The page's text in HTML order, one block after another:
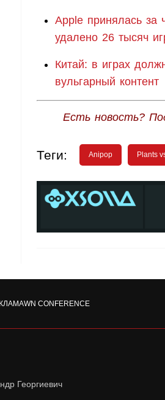
Apple принялась за
удалено 26 тысяч
Китай: в играх
вульгарный контент
Есть новость?
Теги: Anipop Plants
WN CONFERENCE
Георгиевич